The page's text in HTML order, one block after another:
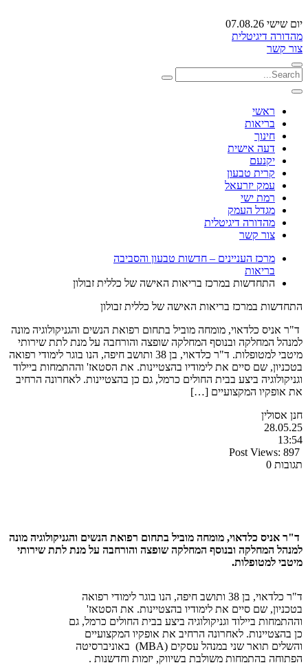
יום שישי 07.08.26
מהדורה דיגיטלית
צור קשר
ראשי
בריאות
חינוך
דעה אישית
יקנעם
קרית טבעון
עמק יזרעאל
רמת ישי
מגדל העמק
מהדורה דיגיטלית
צור קשר
מרכז העניינים – חדשות טבעון והסביבה
בריאות
התחדשות במרכז בריאות האישה של כללית זבולון
התחדשות במרכז בריאות האישה של כללית זבולון
ד"ר אניס כלדאוי, מומחה מוביל בתחום רפואת הנשים והגניקולוגיה מונה
למנהל המחלקה ובנוסף המחלקה שופצה והורחבה על מנת לתת שירותי
מיטבי למטופלות. ד"ר כלדאוי, בן 38 ותושב חיפה, הנו בוגר לימודי רפואה
בטכניון, שם סיים את לימודיו בהצטיינות. את הסטאז' וההתמחות ביילוד
וגניקולוגיה ביצע בבית החולים כרמל, גם כן בהצטיינות. לאחרונה הרחיב
את אופקיו המקצועיים […]
חנן אסולין
28.05.25
13:54
Post Views: 897
תגובות 0
ד"ר אניס כלדאוי, מומחה מוביל בתחום רפואת הנשים והגניקולוגיה מונה
למנהל המחלקה ובנוסף המחלקה שופצה והורחבה על מנת לתת שירותי
מיטבי למטופלות.
ד"ר כלדאוי, בן 38 ותושב חיפה, הנו בוגר לימודי רפואה
בטכניון, שם סיים את לימודיו בהצטיינות. את הסטאז'
וההתמחות ביילוד וגניקולוגיה ביצע בבית החולים כרמל, גם
כן בהצטיינות. לאחרונה הרחיב את אופקיו המקצועיים
והשלים תואר שני במנהל עסקים (MBA) באוניברסיטה
הפתוחה בהתמחות משולבת בשיווק, יזמות וחדשנות .